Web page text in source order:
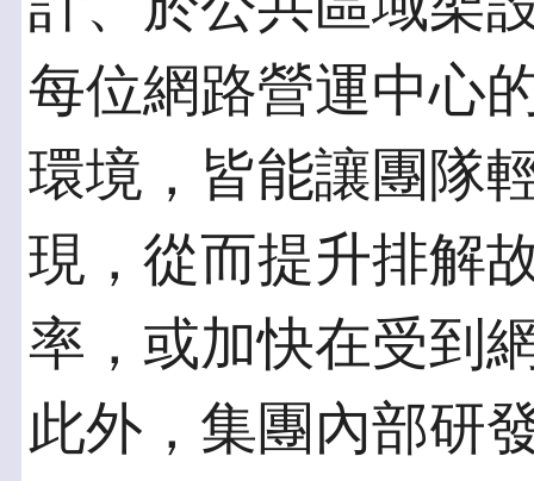
每位網路營運中心
環境，皆能讓團隊
現，從而提升排解
率，或加快在受到
此外，集團內部研